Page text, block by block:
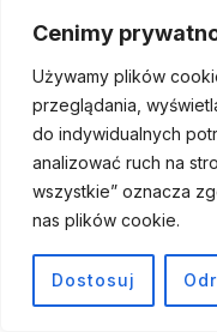
Cenimy
Używamy plików
przeglądania,
do indywidualnych
analizować ruch na
wszystkie” oznacza
nas plików cookie.
Dostosuj